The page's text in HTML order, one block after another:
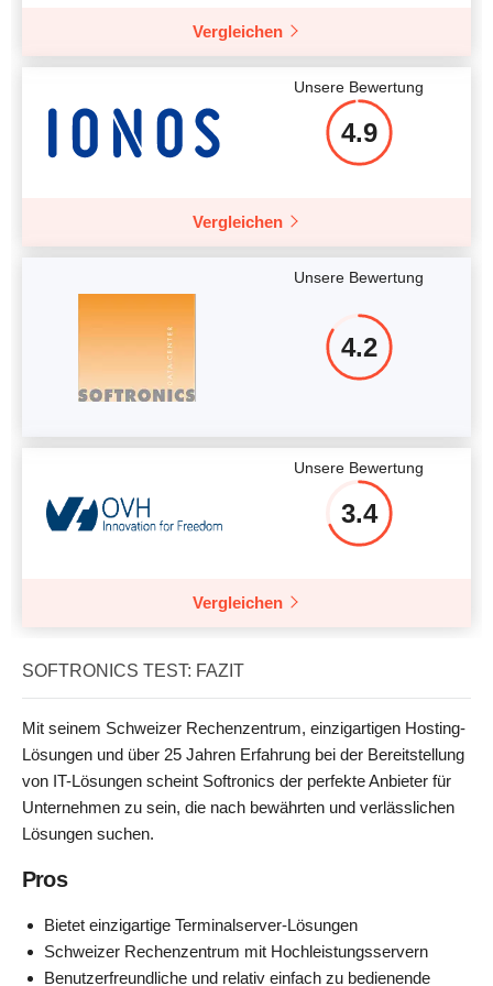
Vergleichen
Unsere Bewertung
4.9
Vergleichen
Unsere Bewertung
4.2
Unsere Bewertung
3.4
Vergleichen
SOFTRONICS TEST: FAZIT
Mit seinem Schweizer Rechenzentrum, einzigartigen Hosting-
Lösungen und über 25 Jahren Erfahrung bei der Bereitstellung
von IT-Lösungen scheint Softronics der perfekte Anbieter für
Unternehmen zu sein, die nach bewährten und verlässlichen
Lösungen suchen.
Pros
Bietet einzigartige Terminalserver-Lösungen
Schweizer Rechenzentrum mit Hochleistungsservern
Benutzerfreundliche und relativ einfach zu bedienende